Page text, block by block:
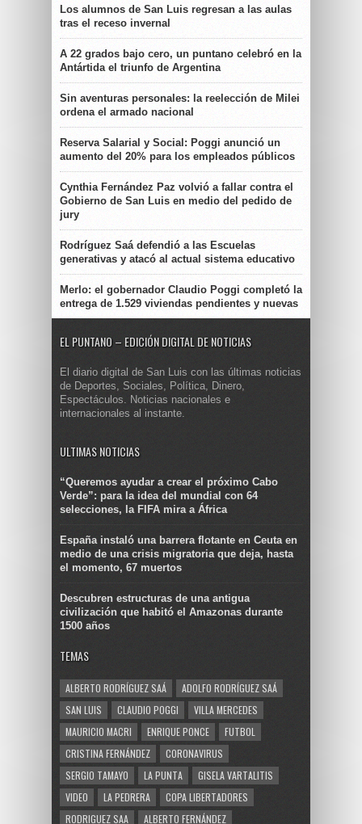
Los alumnos de San Luis regresan a las aulas
tras el receso invernal
A 22 grados bajo cero, un puntano celebró en la
Antártida el triunfo de Argentina
Sin aventuras personales: la reelección de Milei
ordena el armado nacional
Reserva Salarial y Social: Poggi anunció un
aumento del 20% para los empleados públicos
Cynthia Fernández Paz volvió a fallar contra el
Gobierno de San Luis en medio del pedido de
jury
Rodríguez Saá defendió a las Escuelas
generativas y atacó al actual sistema educativo
Merlo: el gobernador Claudio Poggi completó la
entrega de 1.529 viviendas pendientes y nuevas
EL PUNTANO – EDICIÓN DIGITAL DE NOTICIAS
El diario digital de San Luis con las últimas noticias
de Deportes, Sociales, Política, Dinero,
Espectáculos. Noticias nacionales e
internacionales al instante.
ULTIMAS NOTICIAS
“Queremos ayudar a crear el próximo Cabo
Verde”: para la idea del mundial con 64
selecciones, la FIFA mira a África
España instaló una barrera flotante en Ceuta en
medio de una crisis migratoria que deja, hasta
el momento, 67 muertos
Descubren estructuras de una antigua
civilización que habitó el Amazonas durante
1500 años
TEMAS
ALBERTO RODRÍGUEZ SAÁ
ADOLFO RODRÍGUEZ SAÁ
SAN LUIS
CLAUDIO POGGI
VILLA MERCEDES
MAURICIO MACRI
ENRIQUE PONCE
FUTBOL
CRISTINA FERNÁNDEZ
CORONAVIRUS
SERGIO TAMAYO
LA PUNTA
GISELA VARTALITIS
VIDEO
LA PEDRERA
COPA LIBERTADORES
RODRIGUEZ SAA
ALBERTO FERNÁNDEZ